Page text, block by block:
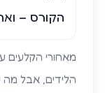
הקורס –
מאחורי הקלעים
הלידים, אבל מה